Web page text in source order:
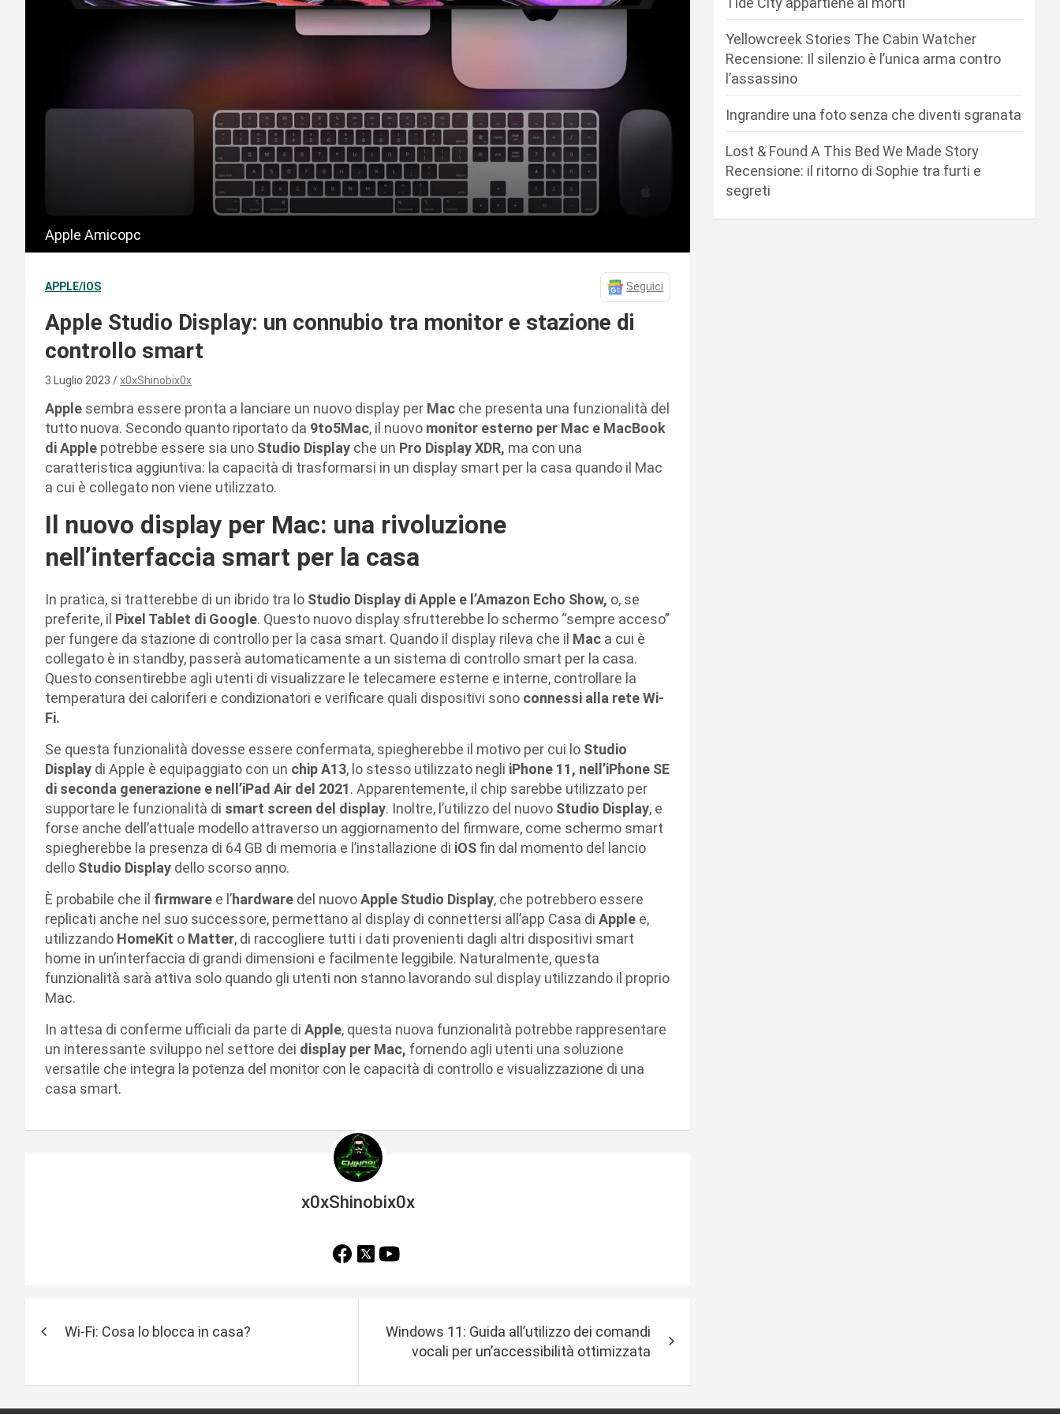
Apple Amicopc
APPLE/IOS Seguici
Apple Studio Display: un connubio tra monitor e stazione di
controllo smart
3 Luglio 2023 x0xShinobix0x
Apple sembra essere pronta a lanciare un nuovo display per Mac che presenta una funzionalità del
tutto nuova. Secondo quanto riportato da 9to5Mac, il nuovo monitor esterno per Mac e MacBook
di Apple potrebbe essere sia uno Studio Display che un Pro Display XDR, ma con una
caratteristica aggiuntiva: la capacità di trasformarsi in un display smart per la casa quando il Mac
a cui è collegato non viene utilizzato.
Il nuovo display per Mac: una rivoluzione
nell’interfaccia smart per la casa
In pratica, si tratterebbe di un ibrido tra lo Studio Display di Apple e l’Amazon Echo Show, o, se
preferite, il Pixel Tablet di Google. Questo nuovo display sfrutterebbe lo schermo “sempre acceso”
per fungere da stazione di controllo per la casa smart. Quando il display rileva che il Mac a cui è
collegato è in standby, passerà automaticamente a un sistema di controllo smart per la casa.
Questo consentirebbe agli utenti di visualizzare le telecamere esterne e interne, controllare la
temperatura dei caloriferi e condizionatori e verificare quali dispositivi sono connessi alla rete Wi-
Fi.
Se questa funzionalità dovesse essere confermata, spiegherebbe il motivo per cui lo Studio
Display di Apple è equipaggiato con un chip A13, lo stesso utilizzato negli iPhone 11, nell’iPhone SE
di seconda generazione e nell’iPad Air del 2021. Apparentemente, il chip sarebbe utilizzato per
supportare le funzionalità di smart screen del display. Inoltre, l’utilizzo del nuovo Studio Display, e
forse anche dell’attuale modello attraverso un aggiornamento del firmware, come schermo smart
spiegherebbe la presenza di 64 GB di memoria e l’installazione di iOS fin dal momento del lancio
dello Studio Display dello scorso anno.
È probabile che il firmware e l’hardware del nuovoApple Studio Display, che potrebbero essere
replicati anche nel suo successore, permettano al display di connettersi all’app Casa di Apple e,
utilizzando HomeKit o Matter, di raccogliere tutti i dati provenienti dagli altri dispositivi smart
home in un’interfaccia di grandi dimensioni e facilmente leggibile. Naturalmente, questa
funzionalità sarà attiva solo quando gli utenti non stanno lavorando sul display utilizzando il proprio
Mac.
In attesa di conferme ufficiali da parte di Apple, questa nuova funzionalità potrebbe rappresentare
un interessante sviluppo nel settore dei display per Mac, fornendo agli utenti una soluzione
versatile che integra la potenza del monitor con le capacità di controllo e visualizzazione di una
casa smart.
x0xShinobix0x
v
Wi-Fi: Cosa lo blocca in casa?
Windows 11: Guida all’utilizzo dei comandi
vocali per un’accessibilità ottimizzata
Yellowcreek Stories The Cabin Watcher
Recensione: Il silenzio è l’unica arma contro
l’assassino
Ingrandire una foto senza che diventi sgranata
Lost & Found A This Bed We Made Story
Recensione: il ritorno di Sophie tra furti e
segreti